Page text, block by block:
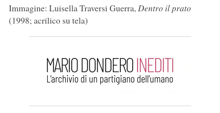
Immagine: Luisella Traversi Guerra,Dentro il prato
(1998; acrilico su tela)